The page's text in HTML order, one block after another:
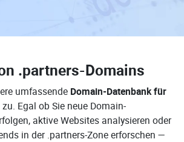
.partners-Domains
umfassende Domain-Datenbank für
zu. Egal ob Sie neue Domain-
aktive Websites analysieren oder
in der .partners-Zone erforschen —